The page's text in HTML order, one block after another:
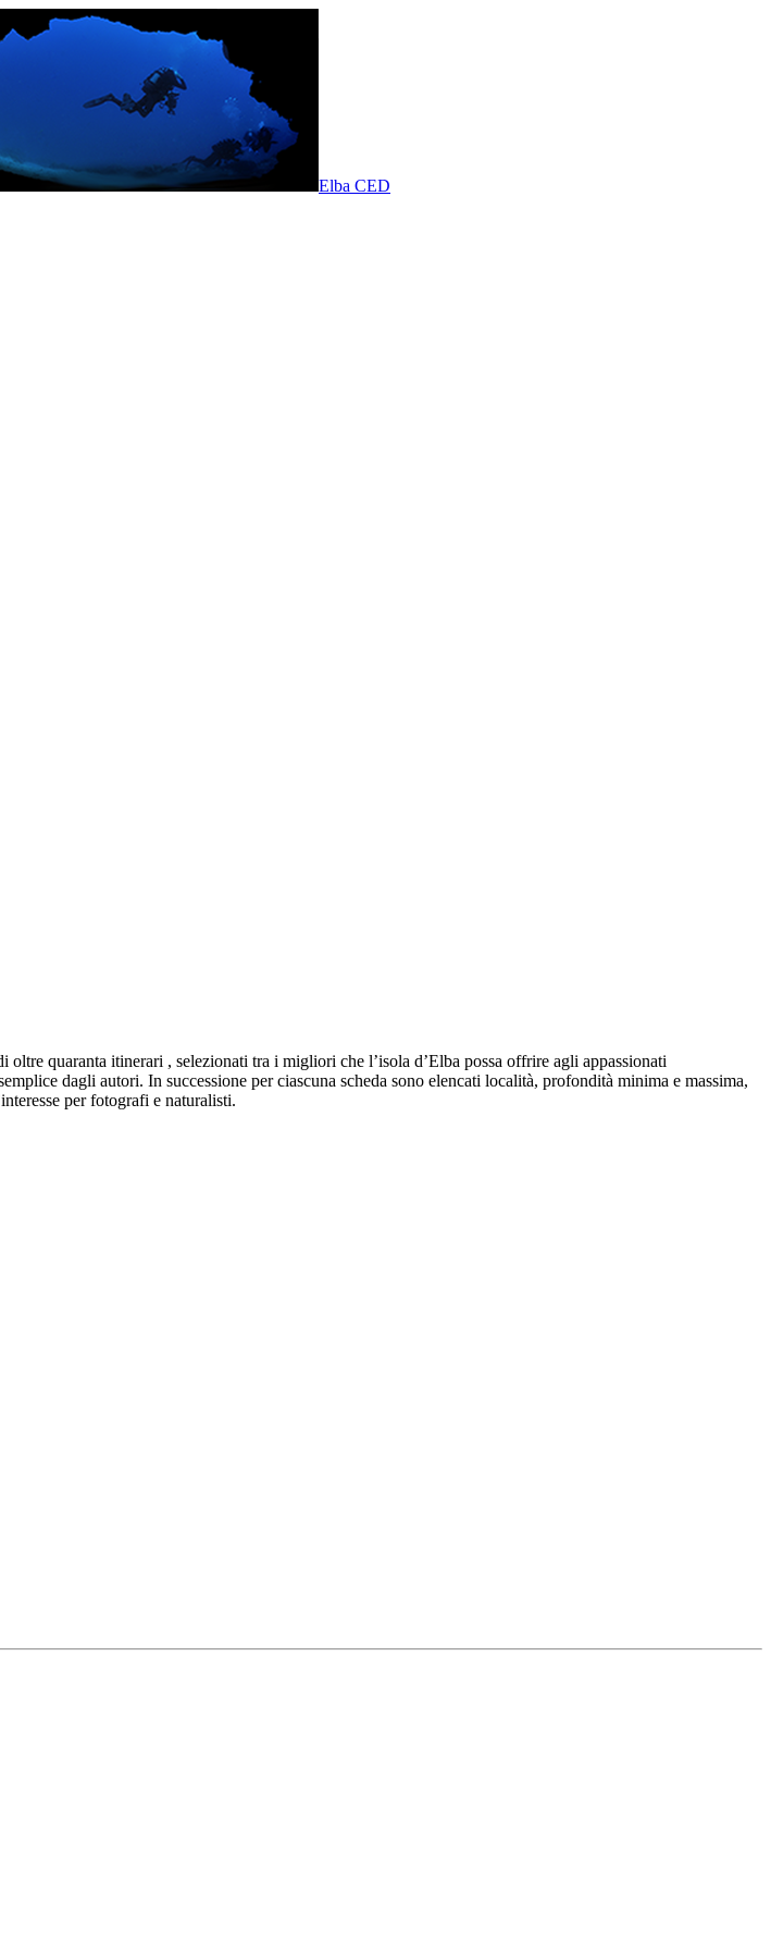
Elba CED
oltre quaranta itinerari , selezionati tra i migliori che l’isola d’Elba possa offrire agli appassionati
dagli autori. In successione per ciascuna scheda sono elencati località, profondità minima e massima,
per fotografi e naturalisti.